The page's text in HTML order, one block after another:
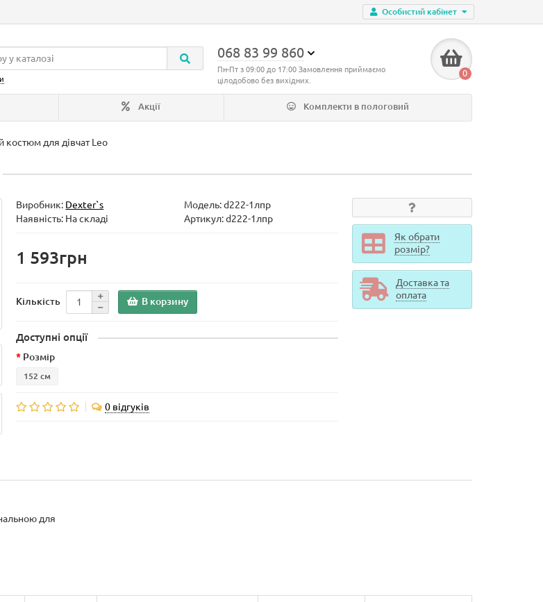
Особистий кабінет
068 83 99 860
Пн-Пт з 09:00 до 17:00 Замовлення приймаємо
цілодобово без вихідних.
0
Акції Комплекти в пологовий
костюм для дівчат Leo
Виробник: Dexter`s Модель:d222-1лпр
Наявність: На складі
Артикул: d222-1лпр
1 593грн
Кількість В корзину
Доступні опції
Розмір
152 см
0 відгуків
Як обрати
розмір?
Доставка та
оплата
для